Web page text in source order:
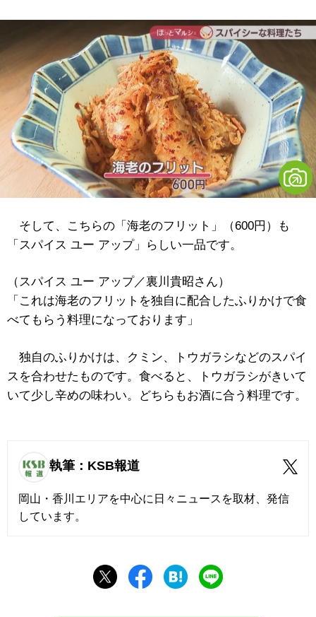
そして、こちらの「海老のフリット」（600円）も
「スパイス ユー アップ」らしい一品です。
（スパイス ユー アップ／裏川貴昭さん）
「これは海老のフリットを独自に配合したふりかけで食
べてもらう料理になっております」
独自のふりかけは、クミン、トウガラシなどのスパイ
スを合わせたものです。食べると、トウガラシがきいて
いて少し辛めの味わい。どちらもお酒に合う料理です。
執筆：KSB報道
岡山・香川エリアを中心に日々ニュースを取材、発信
しています。